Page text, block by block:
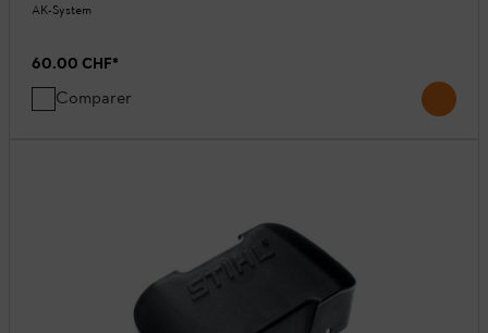
AK-System
60.00 CHF*
Comparer